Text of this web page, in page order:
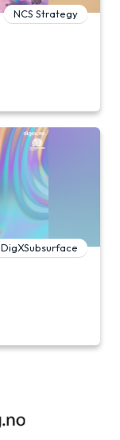
NCS Strategy
DigXSubsurface